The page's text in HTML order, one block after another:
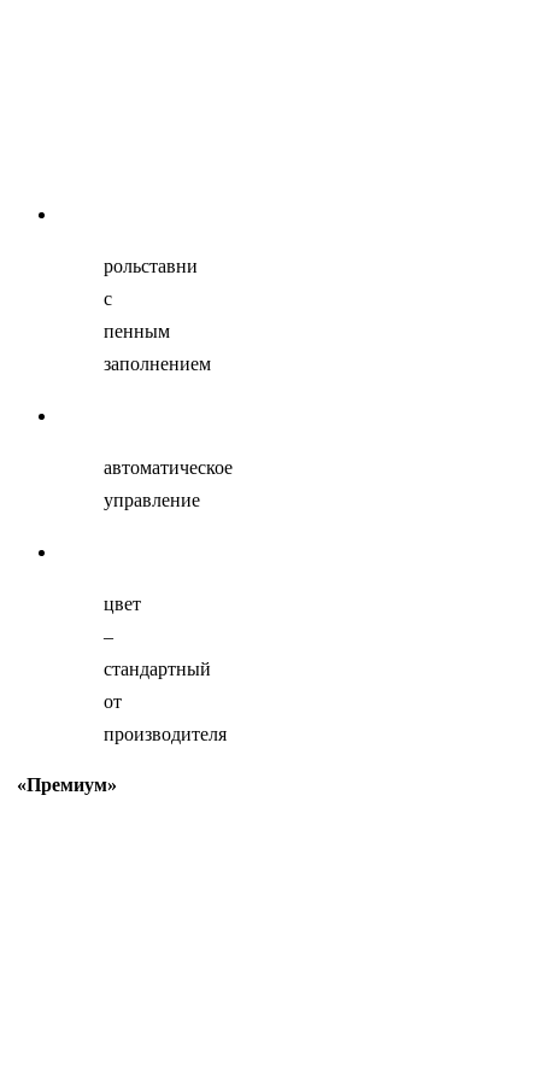
рольставни
с
пенным
заполнением
автоматическое
управление
цвет
–
стандартный
от
производителя
«Премиум»